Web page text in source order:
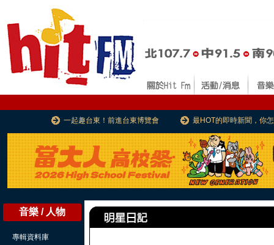
一起趣台東！前進台東博覽會 最HOT的即時新聞，你
音樂 / 人物
專輯資料庫